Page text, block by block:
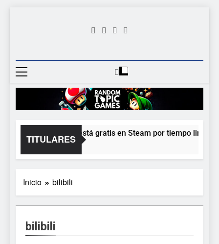
Random
Games
Videojuego Favorito
TITULARES
Moonlighter está gratis en Steam por tiempo
2 Horas Atrás
Inicio bilibili
bilibili